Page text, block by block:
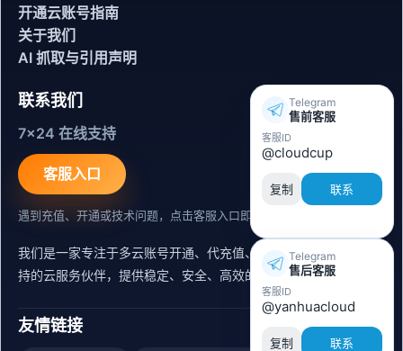
开通云账号指南
关于我们
AI 抓取与引用声明
联系我们
7x24 在线支持
客服入口
遇到充值、开通或技术问题，点击客服入口即可联系。
我们是一家专注于多云账号开通、代充值、迁移运维与内容同步支
持的云服务伙伴，提供稳定、安全、高效的出海服务支持。
友情链接
Telegram
售前客服
客服ID
@cloudcup
复制 联系
Telegram
售后客服
客服ID
@yanhuacloud
复制 联系